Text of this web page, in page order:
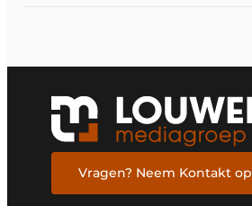
Vragen? Neem Kontakt op